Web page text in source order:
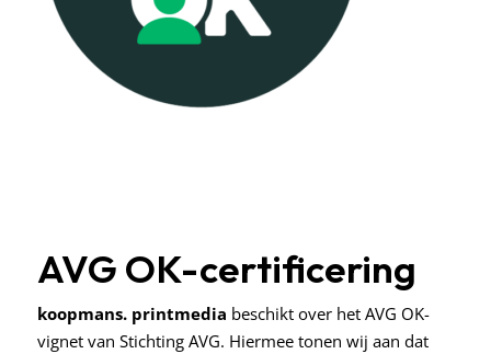
AVG OK-certificering
koopmans. printmedia beschikt over het AVG OK-
vignet van Stichting AVG. Hiermee tonen wij aan dat